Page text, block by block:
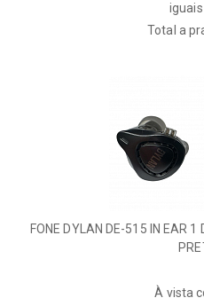
Total a
FONE DYLAN DE-515 IN EAR 1
À vista